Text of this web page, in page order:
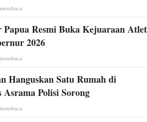
Resmi Buka Kejuaraan
2026
Hanguskan Satu Rumah di
Asrama Polisi Sorong